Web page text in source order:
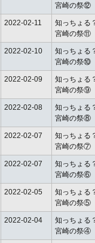
宮崎の祭⑫
2022-02-11
知っちょる
宮崎の祭⑪
2022-02-10
知っちょる
宮崎の祭⑩
2022-02-09
知っちょる
宮崎の祭⑨
2022-02-08
知っちょる
宮崎の祭⑧
2022-02-07
知っちょる
宮崎の祭⑦
2022-02-07
知っちょる
宮崎の祭⑥
2022-02-05
知っちょる
宮崎の祭⑤
2022-02-04
知っちょる
宮崎の祭④